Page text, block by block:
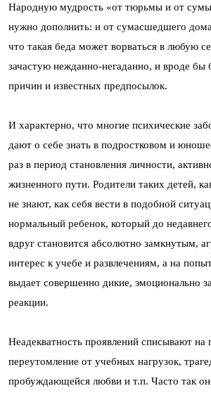
Народную мудрость «от тюрьмы и от сумы
нужно дополнить: и от сумасшедшего
что такая беда может ворваться в любую
зачастую нежданно-негаданно, и вроде бы
причин и известных предпосылок.
И характерно, что многие психические
дают о себе знать в подростковом и
раз в период становления личности,
жизненного пути. Родители таких детей,
не знают, как себя вести в подобной
нормальный ребенок, который до
вдруг становится абсолютно замкнутым,
интерес к учебе и развлечениям, а на
выдает совершенно дикие, эмоционально
реакции.
Неадекватность проявлений списывают на
переутомление от учебных нагрузок,
пробуждающейся любви и т.п. Часто так